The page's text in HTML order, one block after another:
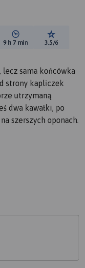
Średni czas potrzebny
9 h 7 min Ocena
3.5/6
lecz sama końcówka
strony kapliczek
utrzymaną
dwa kawałki, po
szerszych oponach.